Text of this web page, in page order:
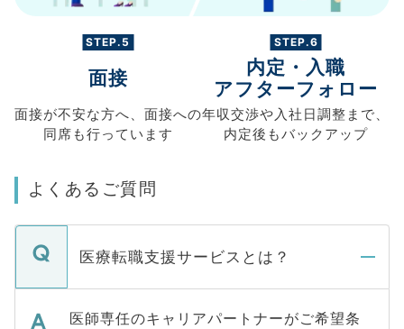
STEP.5
面接
面接が不安な方へ、 面接への
同席も行っています
STEP.6
内定・入職
アフターフォロー
年収交渉や入社日調整まで、
内定後もバックアップ
よくあるご質問
医療転職支援サービスとは？
医師専任のキャリアパートナーがご希望条